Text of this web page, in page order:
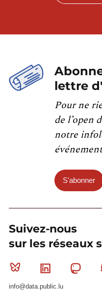
lettre
Pour ne
de l’open
notre
S'abonner
Suivez-nous
sur les réseaux
Bluesky Linkedin
info@data.public.lu